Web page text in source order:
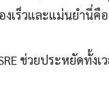
ร็วและแม่นยำนี่คื
ช่วยประหยัดทั้ง